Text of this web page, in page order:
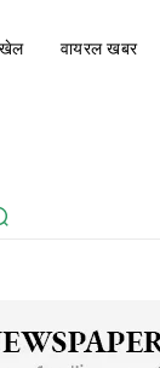
खेल वायरल खबर